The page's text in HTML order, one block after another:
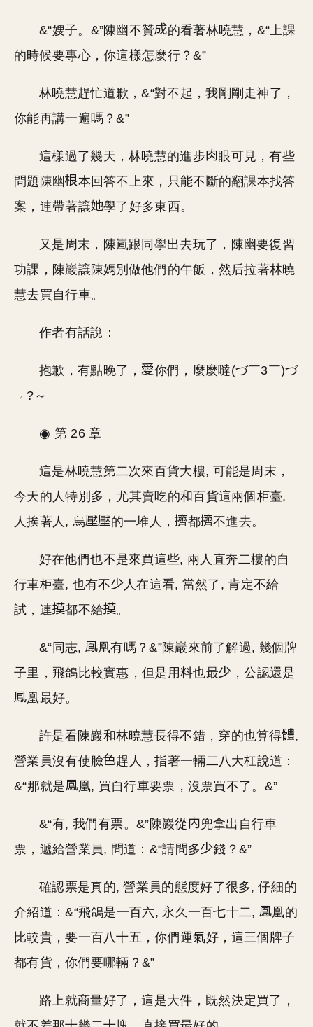
&“嫂子。&”陳幽不贊
的看著林曉慧，&“上課
的時候要專心，你這樣怎麼行？&”
林曉慧趕忙道歉，&“對不起，我剛剛走神了，
你能再講一遍嗎？&”
這樣過了幾天，林曉慧的進步
眼可見，有些
問題陳幽
本回答不上來，只能不斷的翻課本找答
案，連帶著讓
學了好多東西。
又是周末，陳嵐跟同學出去玩了，陳幽要復習
功課，陳巖讓陳媽別做他們的午飯，然后拉著林曉
慧去買自行車。
作者有話說：
抱歉，有點晚了，
你們，麼麼噠(づ￣3￣)づ
╭?～
◉ 第 26 章
這是林曉慧第二次來百貨大樓, 可能是周末，
今天的人特別多，尤其賣吃的和百貨這兩個柜臺,
人挨著人, 烏
的一堆人， 都 不進去。
好在他們也不是來買這些, 兩人直奔二樓的自
行車柜臺, 也有不
人在這看, 當然了, 肯定不給
試，連
都不給 。
&“同志,
凰有嗎？&”陳巖來前了解過, 幾個牌
子里，飛鴿比較實惠，但是用料也最
，公認還是
凰最好。
許是看陳巖和林曉慧長得不錯，穿的也算得
,
營業員沒有使臉
趕人，指著一輛二八大杠說道：
&“那就是
凰, 買自行車要票，沒票買不了。&”
&“有, 我們有票。&”陳巖從
兜拿出自行車
票，遞給營業員, 問道：&“請問多
錢？&”
確認票是真的, 營業員的態度好了很多, 仔細的
介紹道：&“飛鴿是一百六, 永久一百七十二,
凰的
比較貴，要一百八十五，你們運氣好，這三個牌子
都有貨，你們要哪輛？&”
路上就商量好了，這是大件，既然決定買了，